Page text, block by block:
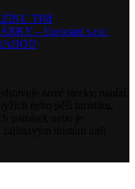
TIM
– Eurocard s.r.o.